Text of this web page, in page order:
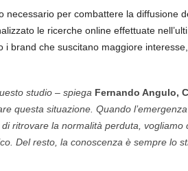
necessario per combattere la diffusione
le ricerche online effettuate
i brand che suscitano maggiore
studio – spiega Fernando Angulo,
questa situazione. Quando
ritrovare la normalità perduta,
Del resto, la conoscenza è sempre lo